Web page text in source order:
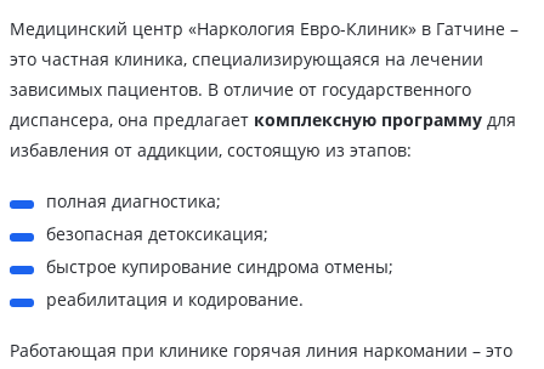
Медицинский центр «Наркология Евро-Клиник» в Гатчине –
это частная клиника, специализирующаяся на лечении
зависимых пациентов. В отличие от государственного
диспансера, она предлагает комплексную программу для
избавления от аддикции, состоящую из этапов:
полная диагностика;
безопасная детоксикация;
быстрое купирование синдрома отмены;
реабилитация и кодирование.
Работающая при клинике горячая линия наркомании – это